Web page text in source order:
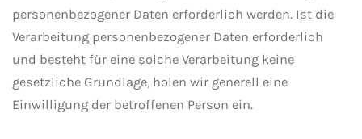
personenbezogener Daten erforderlich werden. Ist die
Verarbeitung personenbezogener Daten erforderlich
und besteht für eine solche Verarbeitung keine
gesetzliche Grundlage, holen wir generell eine
Einwilligung der betroffenen Person ein.